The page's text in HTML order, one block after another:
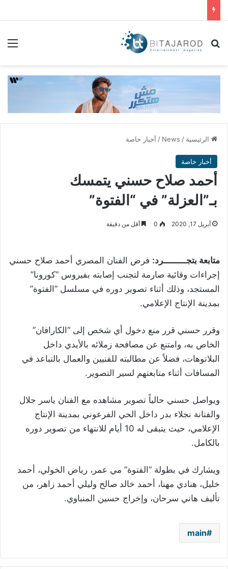
بحث عن
الرئيسية /
News
/ أخبار خاصة
أخبار خاصة
أحمد صلاح حسني يتمسك
بـ”العزلة” في “الفتوة”
أبريل 17, 2020 0 أقل من دقيقة
متابعة بتجـــــــــرد: فرض الفنان المصري أحمد صلاح حسني
إجراءات وقائية صارمة لتجنب إصابته بفيروس “كورونا”
المستجد، وذلك أثناء تصوير دوره في مسلسل “الفتوة”
بمدينة الإنتاج الإعلامي.
وقرر حسني قرر منع دخول أي شخص إلى “الكارافان”
الخاص به، وامتنع عن مصافحة زملائه بالأيدي داخل
البلاتوهات، فضلاً عن مطالبته للفنيين والعمال بالتباعد في
المسافات أثناء متابعتهم لسير التصوير.
ويواصل حسني حالياً تصوير مشاهده مع الفنان ياسر جلال
والفنانة نجلاء بدر داخل الحي الفرعوني بمدينة الإنتاج
الإعلامي، حيث يتبقى له 10 أيام للانتهاء من تصوير دوره
بالكامل.
ويشارك في بطولة “الفتوة” مي عمر، رياض الخولي، أحمد
خليل، هنادي مهنا، أحمد خالد صالح وليلي أحمد زاهر، من
تأليف هاني سرحان، وإخراج حسين المنباوي.
main